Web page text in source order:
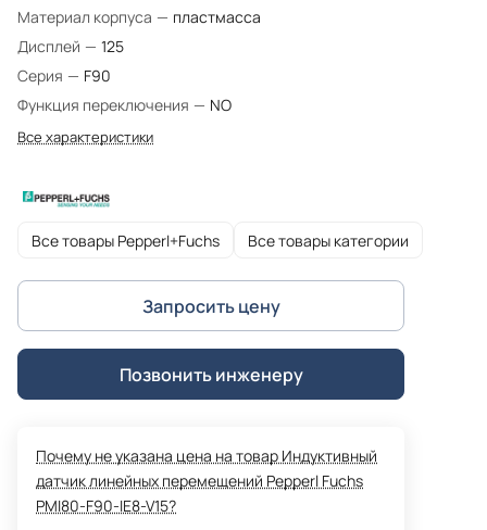
Материал корпуса — пластмасса
Дисплей — 125
Серия — F90
Функция переключения — NO
Все характеристики
Все товары Pepperl+Fuchs Все товары категории
Запросить цену
Позвонить инженеру
Почему не указана цена на товар Индуктивный
датчик линейных перемещений Pepperl Fuchs
PMI80-F90-IE8-V15?